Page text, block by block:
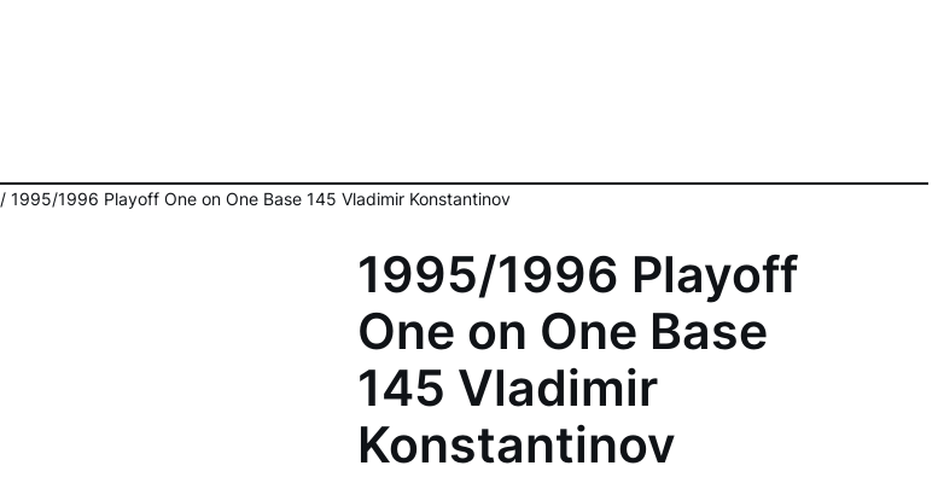
/ 1995/1996 Playoff One on One Base 145 Vladimir Konstantinov
1995/1996 Playoff
One on One Base
145 Vladimir
Konstantinov